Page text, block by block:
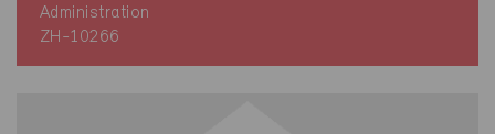
Administration
ZH-10266